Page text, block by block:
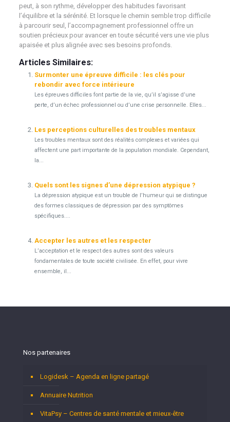
peut, à son rythme, développer des habitudes favorisant
l’équilibre et la sérénité. Et lorsque le chemin semble trop difficile
à parcourir seul, l’accompagnement professionnel offre un
soutien précieux pour avancer en toute sécurité vers une vie plus
apaisée et plus alignée avec ses besoins profonds.
Articles Similaires:
Surmonter une épreuve difficile : les clés pour
rebondir avec force intérieure
Les épreuves difficiles font partie de la vie, qu’il s’agisse d’une
perte, d’un échec professionnel ou d’une crise personnelle. Elles...
Les perceptions culturelles des troubles mentaux
Les troubles mentaux sont des réalités complexes et variées qui
affectent une part importante de la population mondiale. Cependant,
la...
Quels sont les signes d’une dépression atypique ?
La dépression atypique est un trouble de l’humeur qui se distingue
des formes classiques de dépression par des symptômes
spécifiques....
Accepter les autres et les respecter
L’acceptation et le respect des autres sont des valeurs
fondamentales de toute société civilisée. En effet, pour vivre
ensemble, il...
Nos partenaires
Logidesk – Agenda en ligne partagé
Annuaire Nutrition
VitaPsy – Centres de santé mentale et mieux-être